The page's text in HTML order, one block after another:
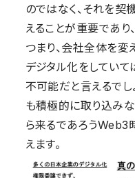
のではなく、それを
えることが重要であり
つまり、会社全体を
デジタル化をしていて
不可能だと言えるでし
も積極的に取り込み
ら来るであろうWeb3
えます。